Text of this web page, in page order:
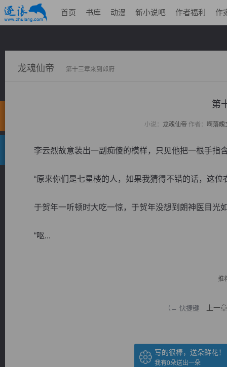
首页 书库 动漫 新小说吧 作者福利 作
龙魂仙帝 第十三章来到郎府
第
小说： 龙魂仙帝 作者： 啊落魄
李云烈故意装出一副痴傻的模样，只见他把一根手指
“原来你们是七星楼的人，如果我猜得不错的话，这位
于贺年一听顿时大吃一惊，于贺年没想到朗神医目光
“呕...
推
（← 快捷键 上一章
写的很棒，送朵鲜花！
我有0朵送出一朵